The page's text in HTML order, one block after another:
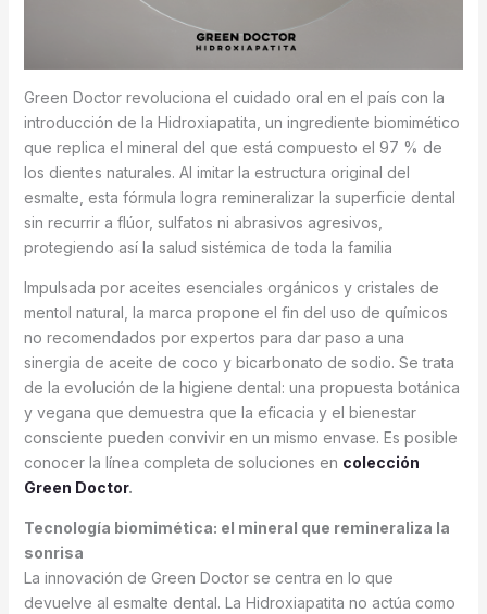
Green Doctor revoluciona el cuidado oral en el país con la
introducción de la Hidroxiapatita, un ingrediente biomimético
que replica el mineral del que está compuesto el 97 % de
los dientes naturales. Al imitar la estructura original del
esmalte, esta fórmula logra remineralizar la superficie dental
sin recurrir a flúor, sulfatos ni abrasivos agresivos,
protegiendo así la salud sistémica de toda la familia
Impulsada por aceites esenciales orgánicos y cristales de
mentol natural, la marca propone el fin del uso de químicos
no recomendados por expertos para dar paso a una
sinergia de aceite de coco y bicarbonato de sodio. Se trata
de la evolución de la higiene dental: una propuesta botánica
y vegana que demuestra que la eficacia y el bienestar
consciente pueden convivir en un mismo envase. Es posible
conocer la línea completa de soluciones en colección
Green Doctor.
Tecnología biomimética: el mineral que remineraliza la
sonrisa
La innovación de Green Doctor se centra en lo que
devuelve al esmalte dental. La Hidroxiapatita no actúa como